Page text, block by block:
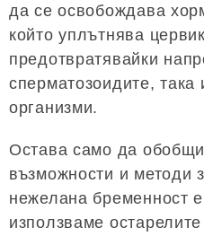
да се освобождава
който уплътнява
предотвратявайки
сперматозоидите, така
организми.
Остава само да
възможности и методи
нежелана бременност
използваме